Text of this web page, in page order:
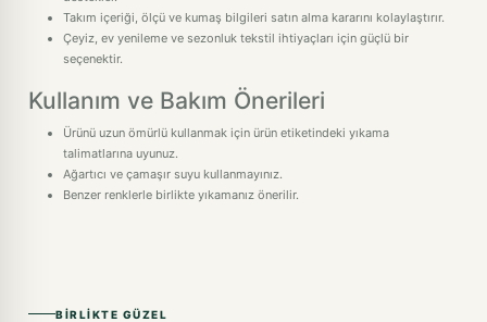
Takım içeriği, ölçü ve kumaş bilgileri satın alma kararını kolaylaştırır.
Çeyiz, ev yenileme ve sezonluk tekstil ihtiyaçları için güçlü bir
seçenektir.
Kullanım ve Bakım Önerileri
Ürünü uzun ömürlü kullanmak için ürün etiketindeki yıkama
talimatlarına uyunuz.
Ağartıcı ve çamaşır suyu kullanmayınız.
Benzer renklerle birlikte yıkamanız önerilir.
BIRLIKTE GÜZEL